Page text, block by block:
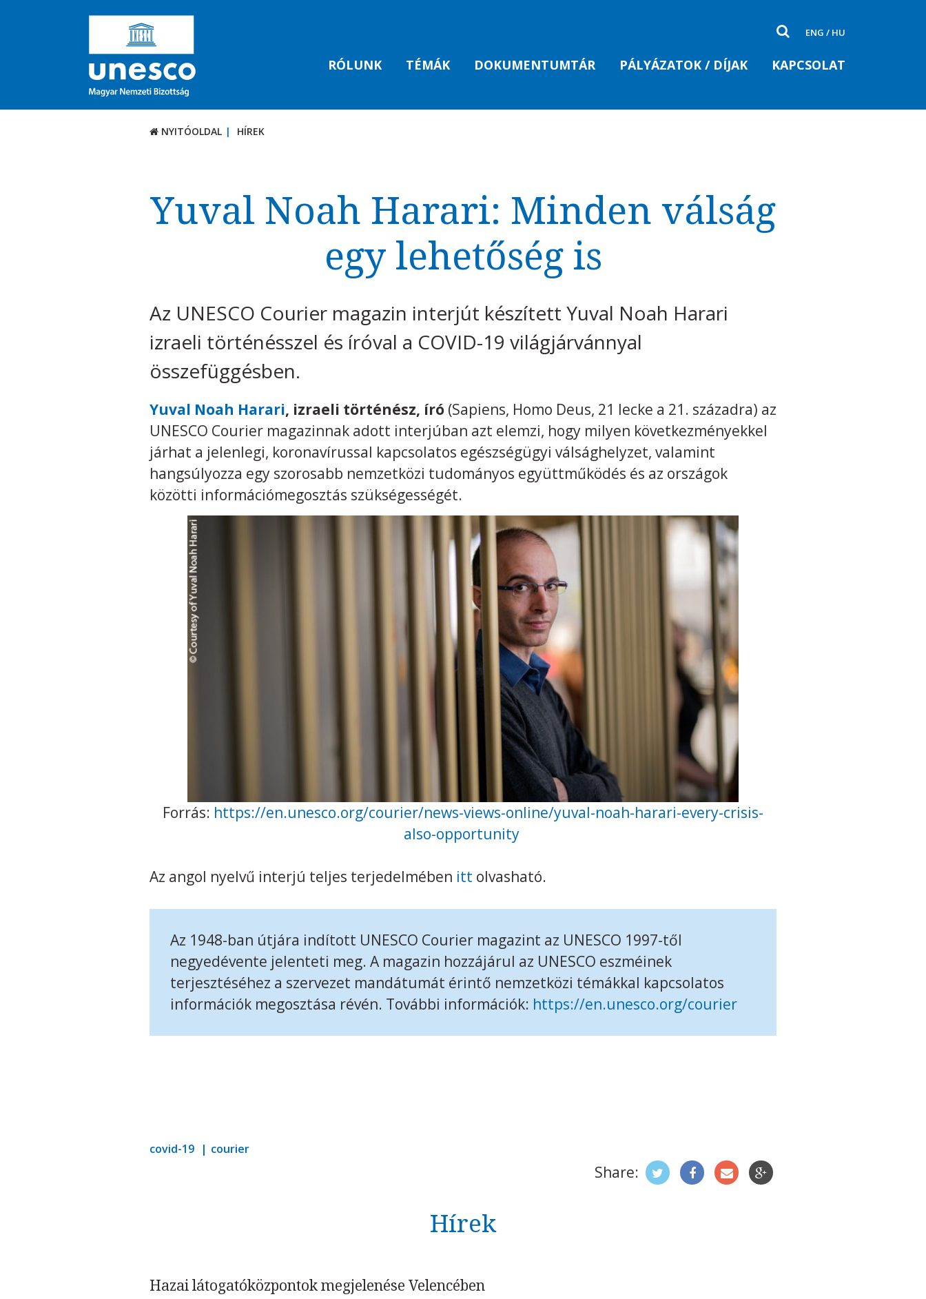
ENG / HU
RÓLUNK TÉMÁK DOKUMENTUMTÁR PÁLYÁZATOK / DÍJAK KAPCSOLAT
NYITÓOLDAL HÍREK
Yuval Noah Harari: Minden válság
egy lehetőség is
Az UNESCO Courier magazin interjút készített Yuval Noah Harari
izraeli történésszel és íróval a COVID-19 világjárvánnyal
összefüggésben.
Yuval Noah Harari, izraeli történész, író (Sapiens, Homo Deus, 21 lecke a 21. századra) az
UNESCO Courier magazinnak adott interjúban azt elemzi, hogy milyen következményekkel
járhat a jelenlegi, koronavírussal kapcsolatos egészségügyi válsághelyzet, valamint
hangsúlyozza egy szorosabb nemzetközi tudományos együttműködés és az országok
közötti információmegosztás szükségességét.
Forrás: https://en.unesco.org/courier/news-views-online/yuval-noah-harari-every-crisis-
also-opportunity
Az angol nyelvű interjú teljes terjedelmében itt olvasható.
Az 1948-ban útjára indított UNESCO Courier magazint az UNESCO 1997-től
negyedévente jelenteti meg. A magazin hozzájárul az UNESCO eszméinek
terjesztéséhez a szervezet mandátumát érintő nemzetközi témákkal kapcsolatos
információk megosztása révén. További információk: https://en.unesco.org/courier
covid-19 courier
Share:
Hírek
Hazai látogatóközpontok megjelenése Velencében